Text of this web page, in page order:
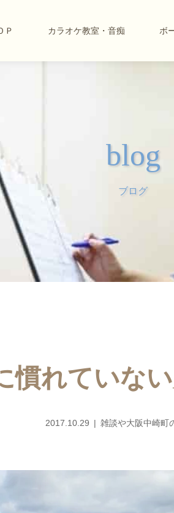
Ｐ カラオケ教室・音痴 ボ
blog
ブログ
慣れていない
2017.10.29 雑談や大阪中崎町